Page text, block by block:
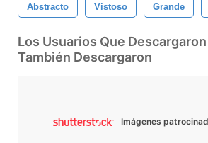
Abstracto Vistoso Grande
Los Usuarios Que
También Descargaron
Imágenes